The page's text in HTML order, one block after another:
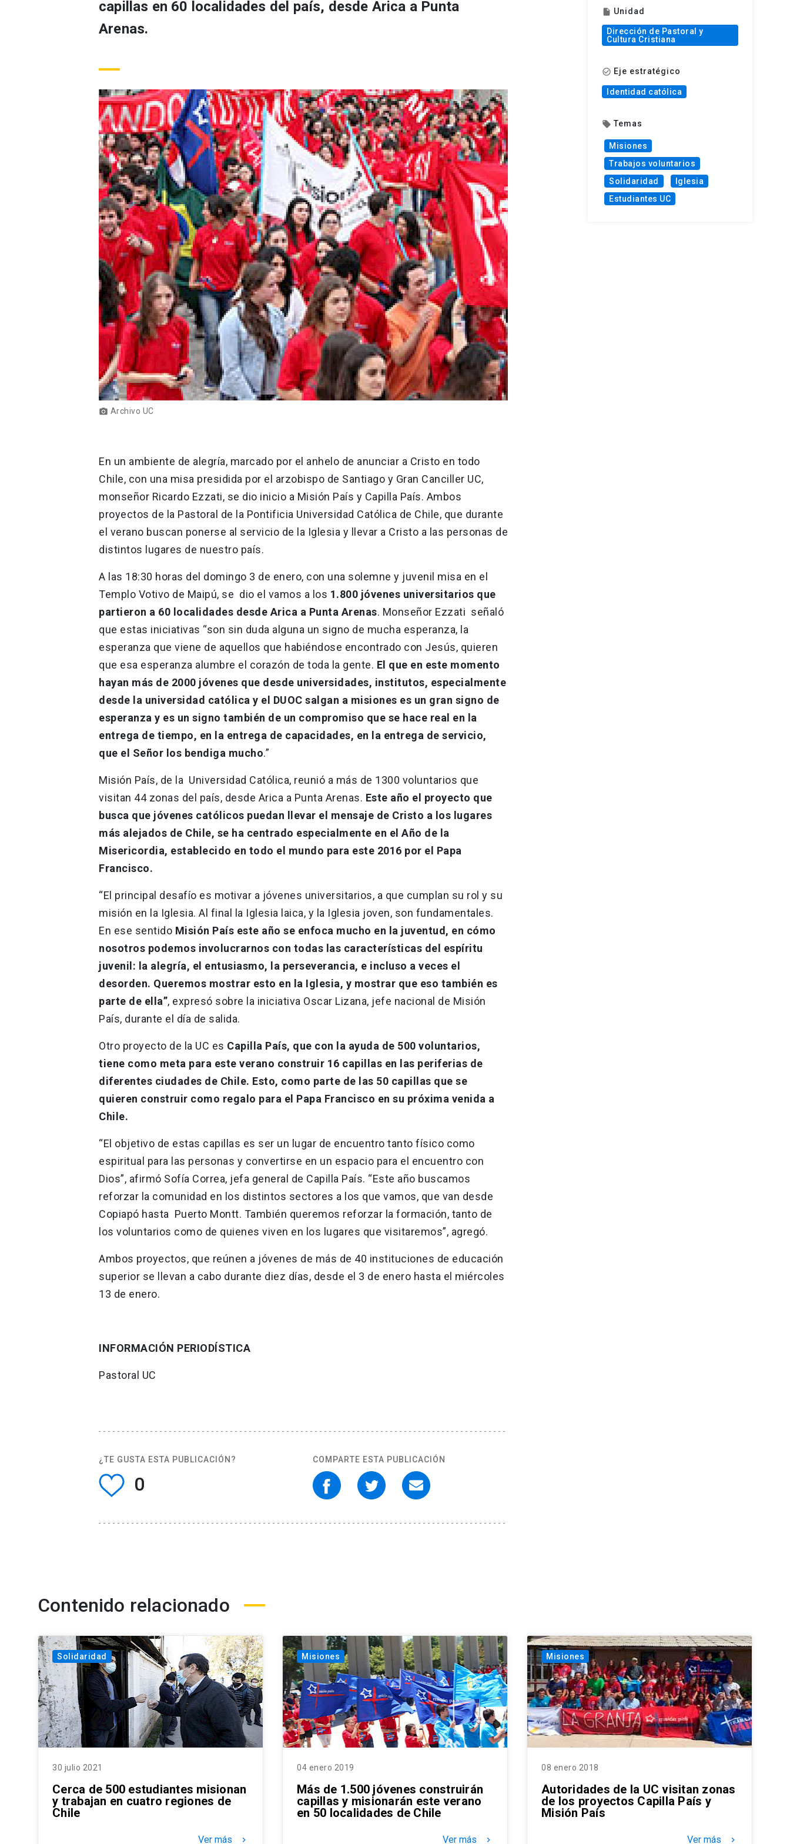
capillas en 60 localidades del país, desde Arica a Punta
Arenas.
photo_camera Archivo UC
En un ambiente de alegría, marcado por el anhelo de anunciar a Cristo en todo
Chile, con una misa presidida por el arzobispo de Santiago y Gran Canciller UC,
monseñor Ricardo Ezzati, se dio inicio a Misión País y Capilla País. Ambos
proyectos de la Pastoral de la Pontificia Universidad Católica de Chile, que durante
el verano buscan ponerse al servicio de la Iglesia y llevar a Cristo a las personas de
distintos lugares de nuestro país.
A las 18:30 horas del domingo 3 de enero, con una solemne y juvenil misa en el
Templo Votivo de Maipú, se dio el vamos a los 1.800 jóvenes universitarios que
partieron a 60 localidades desde Arica a Punta Arenas. Monseñor Ezzati señaló
que estas iniciativas “son sin duda alguna un signo de mucha esperanza, la
esperanza que viene de aquellos que habiéndose encontrado con Jesús, quieren
que esa esperanza alumbre el corazón de toda la gente. El que en este momento
hayan más de 2000 jóvenes que desde universidades, institutos, especialmente
desde la universidad católica y el DUOC salgan a misiones es un gran signo de
esperanza y es un signo también de un compromiso que se hace real en la
entrega de tiempo, en la entrega de capacidades, en la entrega de servicio,
que el Señor los bendiga mucho.”
Misión País, de la Universidad Católica, reunió a más de 1300 voluntarios que
visitan 44 zonas del país, desde Arica a Punta Arenas. Este año el proyecto que
busca que jóvenes católicos puedan llevar el mensaje de Cristo a los lugares
más alejados de Chile, se ha centrado especialmente en el Año de la
Misericordia, establecido en todo el mundo para este 2016 por el Papa
Francisco.
“El principal desafío es motivar a jóvenes universitarios, a que cumplan su rol y su
misión en la Iglesia. Al final la Iglesia laica, y la Iglesia joven, son fundamentales.
En ese sentido Misión País este año se enfoca mucho en la juventud, en cómo
nosotros podemos involucrarnos con todas las características del espíritu
juvenil: la alegría, el entusiasmo, la perseverancia, e incluso a veces el
desorden. Queremos mostrar esto en la Iglesia, y mostrar que eso también es
parte de ella”, expresó sobre la iniciativa Oscar Lizana, jefe nacional de Misión
País, durante el día de salida.
Otro proyecto de la UC es Capilla País, que con la ayuda de 500 voluntarios,
tiene como meta para este verano construir 16 capillas en las periferias de
diferentes ciudades de Chile. Esto, como parte de las 50 capillas que se
quieren construir como regalo para el Papa Francisco en su próxima venida a
Chile.
“El objetivo de estas capillas es ser un lugar de encuentro tanto físico como
espiritual para las personas y convertirse en un espacio para el encuentro con
Dios”, afirmó Sofía Correa, jefa general de Capilla País. “Este año buscamos
reforzar la comunidad en los distintos sectores a los que vamos, que van desde
Copiapó hasta Puerto Montt. También queremos reforzar la formación, tanto de
los voluntarios como de quienes viven en los lugares que visitaremos”, agregó.
Ambos proyectos, que reúnen a jóvenes de más de 40 instituciones de educación
superior se llevan a cabo durante diez días, desde el 3 de enero hasta el miércoles
13 de enero.
INFORMACIÓN PERIODÍSTICA
Pastoral UC
¿TE GUSTA ESTA PUBLICACIÓN?
0
COMPARTE ESTA PUBLICACIÓN
insert_drive_file Unidad
Dirección de Pastoral y
Cultura Cristiana
check_circle_outline Eje estratégico
Identidad católica
local_offer Temas
Misiones
Trabajos voluntarios
Solidaridad
Iglesia
Estudiantes UC
Contenido relacionado
Solidaridad
30 julio 2021
Cerca de 500 estudiantes misionan
y trabajan en cuatro regiones de
Chile
Ver más keyboard_arrow_right
Misiones
04 enero 2019
Más de 1.500 jóvenes construirán
capillas y misionarán este verano
en 50 localidades de Chile
Ver más keyboard_arrow_right
Misiones
08 enero 2018
Autoridades de la UC visitan zonas
de los proyectos Capilla País y
Misión País
Ver más keyboard_arrow_right